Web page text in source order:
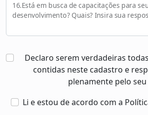
16.Está em busca de capacitações para
desenvolvimento? Quais? Insira sua
Declaro serem verdadeiras
contidas neste cadastro e
plenamente pelo seu
Li e estou de acordo com a